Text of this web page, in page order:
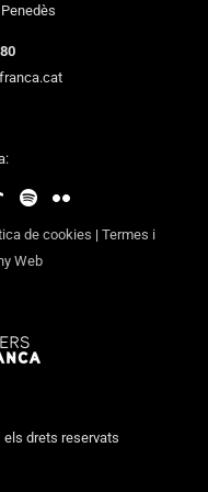
de cookies | Termes i
Web
drets reservats